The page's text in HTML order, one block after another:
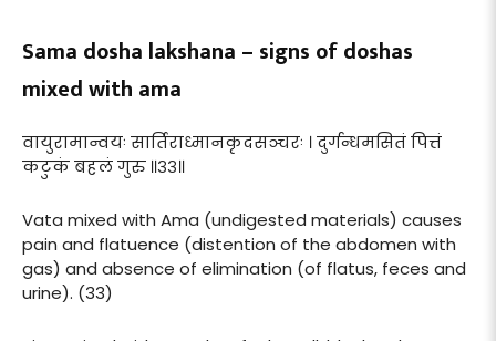
Sama dosha lakshana – signs of doshas
mixed with ama
वायुरामान्वयः सार्तिराध्मानकृदसञ्चरः । दुर्गन्धमसितं पित्तं
कटुकं बहलं गुरु ॥३३॥
Vata mixed with Ama (undigested materials) causes
pain and flatuence (distention of the abdomen with
gas) and absence of elimination (of flatus, feces and
urine). (33)